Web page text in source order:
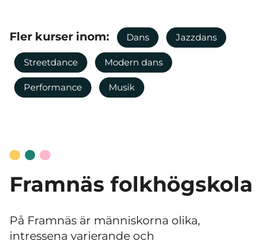
Fler kurser inom: Dans Jazzdans
Streetdance Modern dans
Performance Musik
Framnäs folkhögskola
På Framnäs är människorna olika,
intressena varierande och